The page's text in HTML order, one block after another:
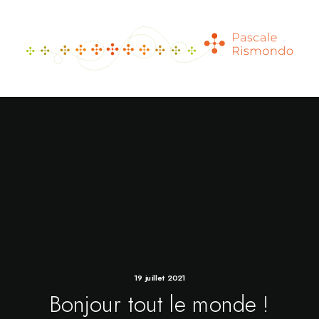
19 juillet 2021
Bonjour tout le monde !